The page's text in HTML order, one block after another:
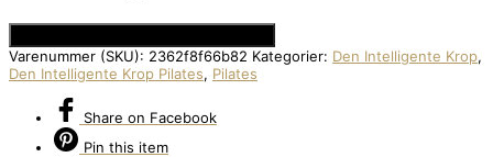
Varenummer (SKU): 2362f8f66b82 Kategorier: Den Intelligente Krop,
Den Intelligente Krop Pilates, Pilates
Share on Facebook
Pin this item